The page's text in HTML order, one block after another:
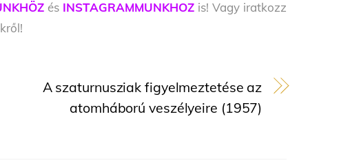
és INSTAGRAMMUNKHOZ is! Vagy iratkozz
A szaturnusziak figyelmeztetése az
atomháború veszélyeire (1957)